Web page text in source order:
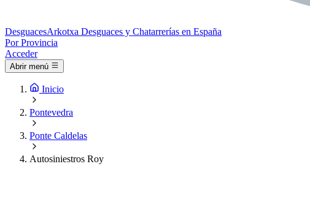
DesguacesArkotxa Desguaces y Chatarrerías en España
Por Provincia
Acceder
Abrir menú
Inicio
Pontevedra
Ponte Caldelas
Autosiniestros Roy